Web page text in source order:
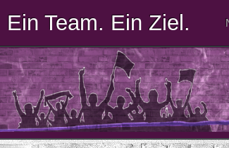
Ein Team. Ein Ziel.